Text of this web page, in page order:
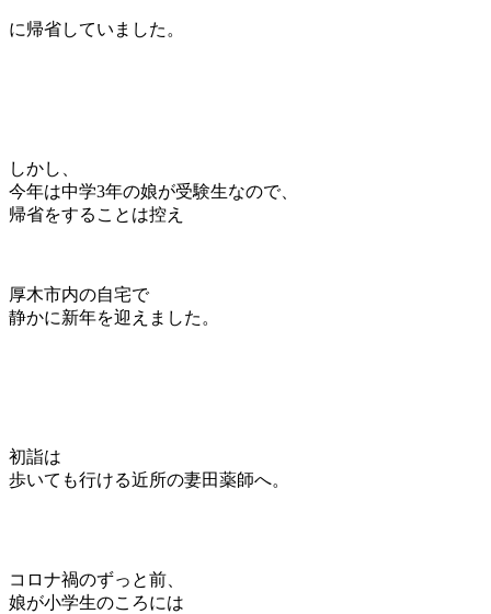
に帰省していました。
しかし、
今年は中学3年の娘が受験生なので、
帰省をすることは控え
厚木市内の自宅で
静かに新年を迎えました。
初詣は
歩いても行ける近所の妻田薬師へ。
コロナ禍のずっと前、
娘が小学生のころには